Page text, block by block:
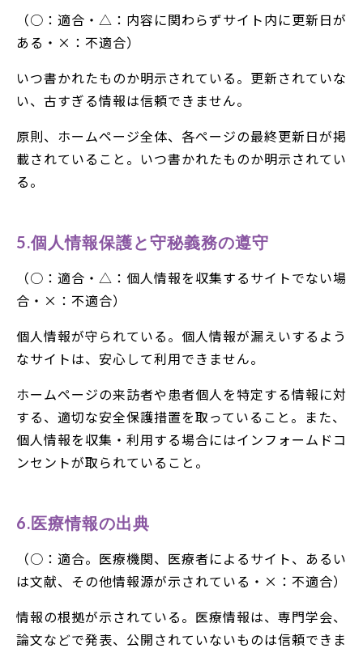
（○：適合・△：内容に関わらずサイト内に更新日が
ある・×：不適合）
いつ書かれたものか明示されている。更新されていな
い、古すぎる情報は信頼できません。
原則、ホームページ全体、各ページの最終更新日が掲
載されていること。いつ書かれたものか明示されてい
る。
5.個人情報保護と守秘義務の遵守
（○：適合・△：個人情報を収集するサイトでない場
合・×：不適合）
個人情報が守られている。個人情報が漏えいするよう
なサイトは、安心して利用できません。
ホームページの来訪者や患者個人を特定する情報に対
する、適切な安全保護措置を取っていること。また、
個人情報を収集・利用する場合にはインフォームドコ
ンセントが取られていること。
6.医療情報の出典
（○：適合。医療機関、医療者によるサイト、あるい
は文献、その他情報源が示されている・×：不適合）
情報の根拠が示されている。医療情報は、専門学会、
論文などで発表、公開されていないものは信頼できま